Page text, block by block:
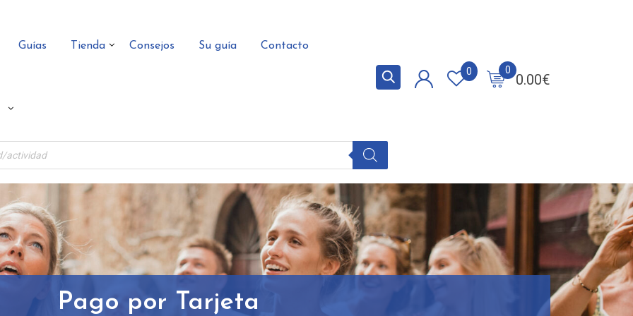
Guías Tienda Consejos Su guía Contacto
0.00€
0
0
Pago por Tarjeta